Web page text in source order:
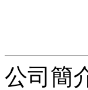
公司